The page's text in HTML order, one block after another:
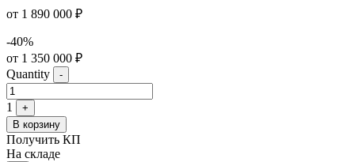
от 1 890 000 ₽
-40%
от 1 350 000 ₽
Quantity
-
1
+
В корзину
Получить КП
На складе